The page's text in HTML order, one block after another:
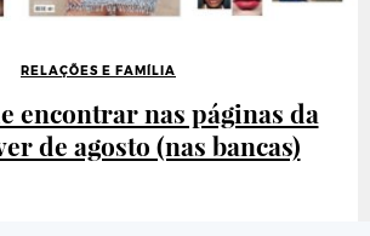
RELAÇÕES E FAMÍLIA
encontrar nas páginas da
de agosto (nas bancas)